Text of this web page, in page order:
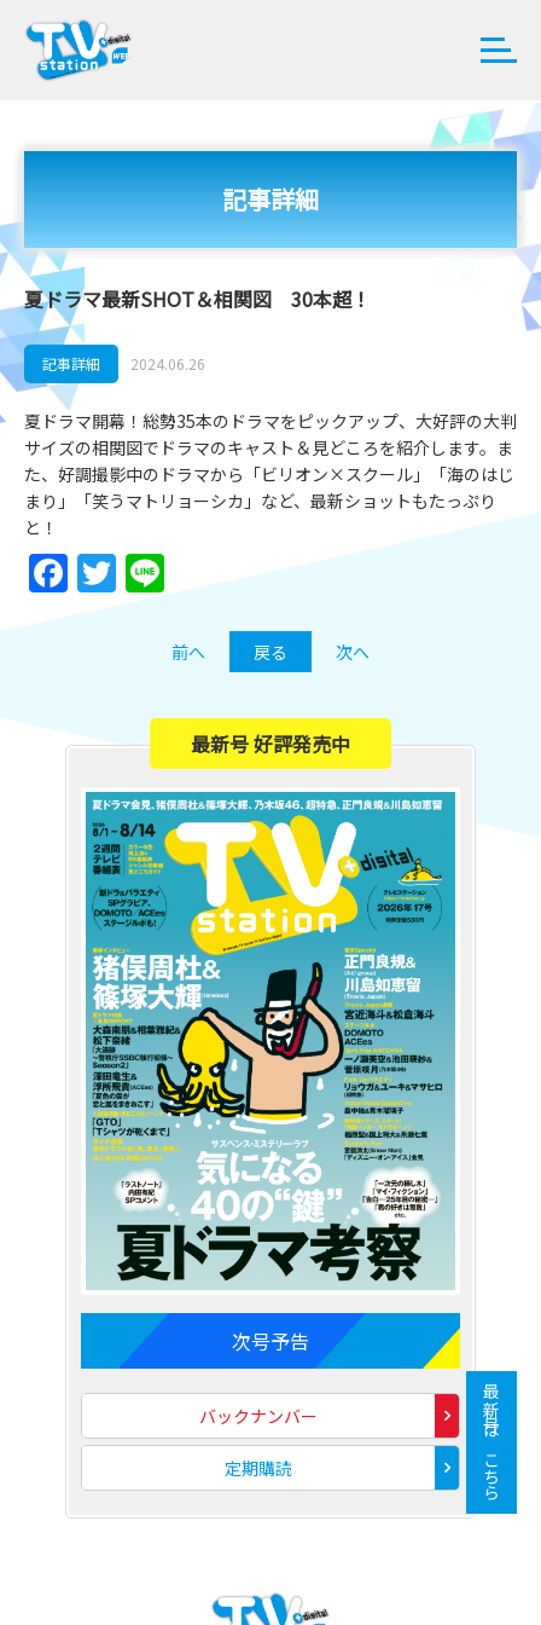
記事詳細
夏ドラマ最新SHOT＆相関図 30本超！
記事詳細 2024.06.26
夏ドラマ開幕！総勢35本のドラマをピックアップ、大好評の大判
サイズの相関図でドラマのキャスト＆見どころを紹介します。ま
た、好調撮影中のドラマから「ビリオン×スクール」「海のはじ
まり」「笑うマトリョーシカ」など、最新ショットもたっぷり
と！
Facebook
Twitter
前へ 戻る 次へ
最新号 好評発売中
次号予告
バックナンバー
定期購読 最新号はこちら